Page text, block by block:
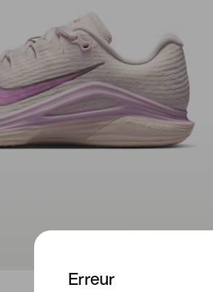
Erreur